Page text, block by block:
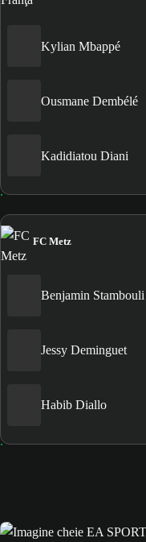
Kylian Mbappé
Ousmane Dembélé
Kadidiatou Diani
FC Metz
Benjamin Stambouli
Jessy Deminguet
Habib Diallo